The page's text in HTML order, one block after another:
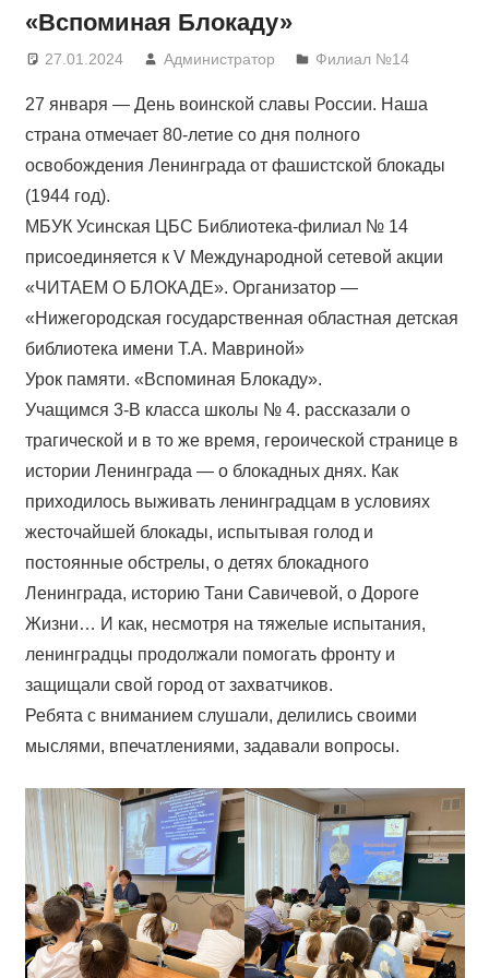
«Вспоминая Блокаду»
27.01.2024 Администратор Филиал №14
27 января — День воинской славы России. Наша
страна отмечает 80-летие со дня полного
освобождения Ленинграда от фашистской блокады
(1944 год).
МБУК Усинская ЦБС Библиотека-филиал № 14
присоединяется к V Международной сетевой акции
«ЧИТАЕМ О БЛОКАДЕ». Организатор —
«Нижегородская государственная областная детская
библиотека имени Т.А. Мавриной»
Урок памяти. «Вспоминая Блокаду».
Учащимся 3-В класса школы № 4. рассказали о
трагической и в то же время, героической странице в
истории Ленинграда — о блокадных днях. Как
приходилось выживать ленинградцам в условиях
жесточайшей блокады, испытывая голод и
постоянные обстрелы, о детях блокадного
Ленинграда, историю Тани Савичевой, о Дороге
Жизни… И как, несмотря на тяжелые испытания,
ленинградцы продолжали помогать фронту и
защищали свой город от захватчиков.
Ребята с вниманием слушали, делились своими
мыслями, впечатлениями, задавали вопросы.